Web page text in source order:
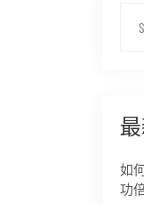
如
功